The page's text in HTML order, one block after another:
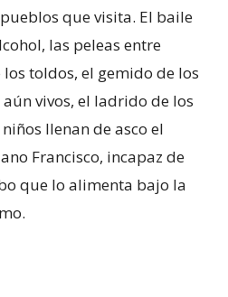
que visita. El baile
las peleas entre
toldos, el gemido de los
vivos, el ladrido de los
llenan de asco el
Francisco, incapaz de
que lo alimenta bajo la